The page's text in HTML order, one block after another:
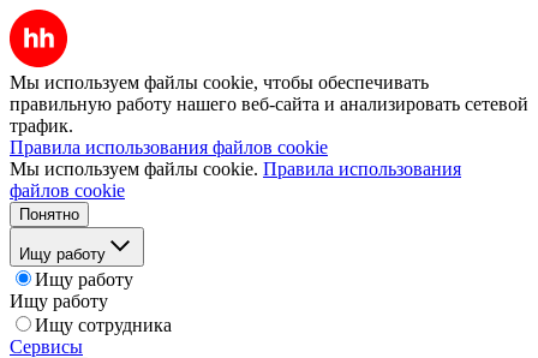
Мы используем файлы cookie, чтобы обеспечивать
правильную работу нашего веб-сайта и анализировать сетевой
трафик.
Правила использования файлов cookie
Мы используем файлы cookie. Правила использования
файлов cookie
Понятно
Ищу работу
Ищу работу
Ищу работу
Ищу сотрудника
Сервисы